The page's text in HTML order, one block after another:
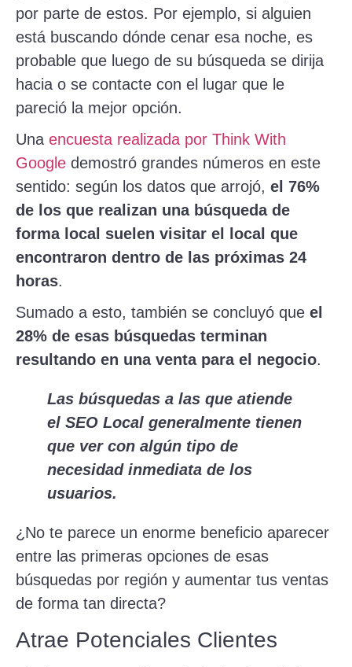
por parte de estos. Por ejemplo, si alguien
está buscando dónde cenar esa noche, es
probable que luego de su búsqueda se dirija
hacia o se contacte con el lugar que le
pareció la mejor opción.
Una encuesta realizada por Think With
Google demostró grandes números en este
sentido: según los datos que arrojó, el 76%
de los que realizan una búsqueda de
forma local suelen visitar el local que
encontraron dentro de las próximas 24
horas.
Sumado a esto, también se concluyó que el
28% de esas búsquedas terminan
resultando en una venta para el negocio.
Las búsquedas a las que atiende
el SEO Local generalmente tienen
que ver con algún tipo de
necesidad inmediata de los
usuarios.
¿No te parece un enorme beneficio aparecer
entre las primeras opciones de esas
búsquedas por región y aumentar tus ventas
de forma tan directa?
Atrae Potenciales Clientes